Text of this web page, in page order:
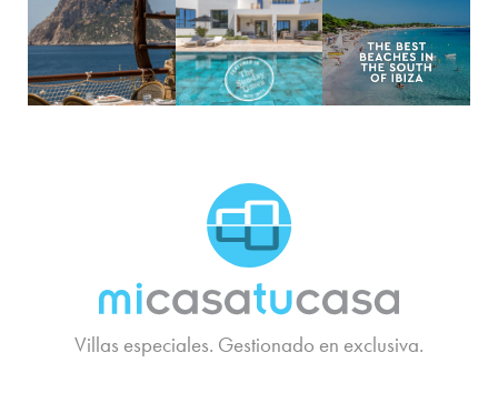
Villas especiales. Gestionado en exclusiva.